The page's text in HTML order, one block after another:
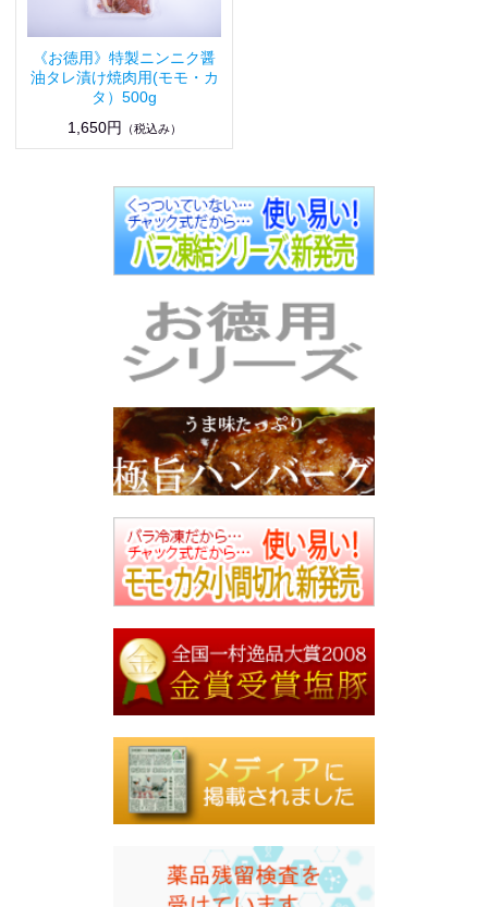
《お徳用》特製ニンニク醤
油タレ漬け焼肉用(モモ・カ
タ）500g
1,650円
（税込み）